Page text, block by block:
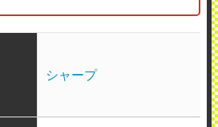
シャープ